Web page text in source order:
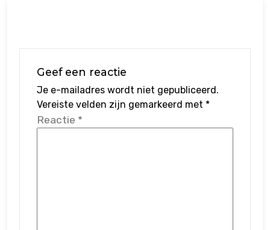
Geef een reactie
Je e-mailadres wordt niet gepubliceerd.
Vereiste velden zijn gemarkeerd met *
Reactie *